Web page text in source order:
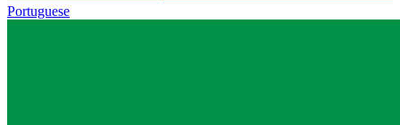
Portuguese